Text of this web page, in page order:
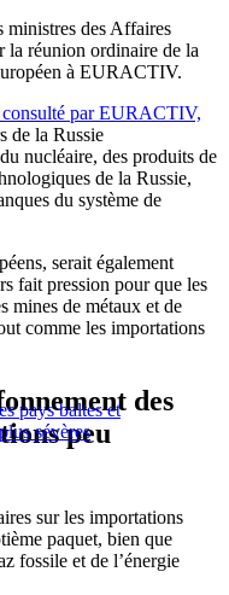
ministres des Affaires
la réunion ordinaire de la
à EURACTIV.
consulté par EURACTIV,
de la Russie
nucléaire, des produits de
de la Russie,
du système de
serait également
fait pression pour que les
mines de métaux et de
comme les importations
pays baltes et
sévères
des
peu
sur les importations
paquet, bien que
fossile et de l’énergie